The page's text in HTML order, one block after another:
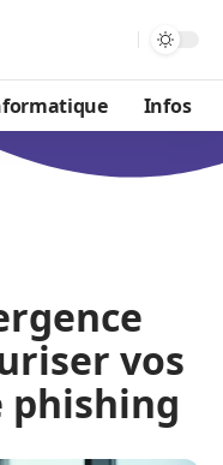
Infos
vos
phishing